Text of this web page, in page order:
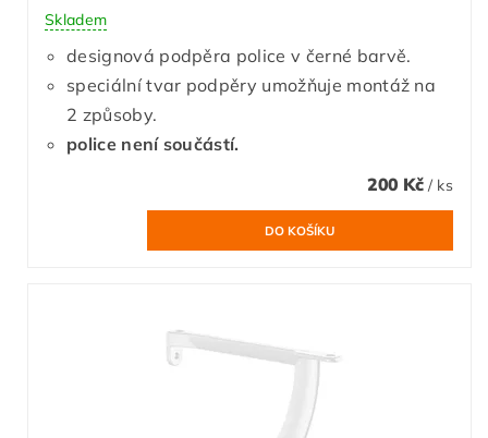
Skladem
designová podpěra police v černé barvě.
speciální tvar podpěry umožňuje montáž na
2 způsoby.
police není součástí.
200 Kč / ks